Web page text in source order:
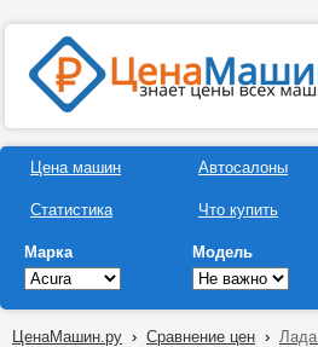
Цена машин
Статистика
Автосалоны
Что купить
Марка Модель
ЦенаМашин.ру › Сравнение цен ›